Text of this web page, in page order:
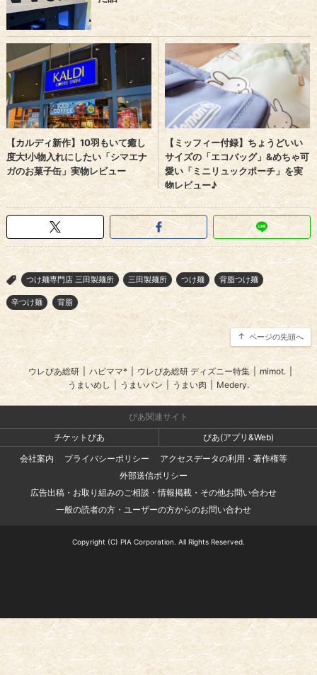
> つけ麺専門店 三田製麺所 三田製麺所 つけ麺 背脂つけ麺
辛つけ麺 背脂
ページの先頭へ
ウレぴあ総研 ハピママ* | ウレぴあ総研 ディズニー特集 | mimot. |
うまいめし
うまいパン うまい肉 Medery.
ぴあ関連サイト
チケットぴあ
ぴあ(アプリ&Web)
会社案内
プライバシーポリシー
アクセスデータの利用・著作権等
外部送信ポリシー
広告出稿・お取り組みのご相談・情報掲載・その他お問い合わせ
一般の読者の方・ユーザーの方からのお問い合わせ
Copyright (C) PIA Corporation. All Rights Reserved.